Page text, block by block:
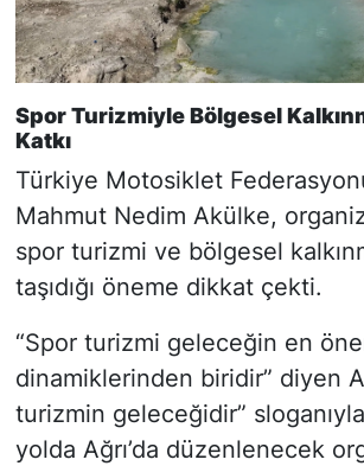
Spor Turizmiyle Bölgesel
Katkı
Türkiye Motosiklet
Mahmut Nedim Akülke,
spor turizmi ve bölgesel
taşıdığı öneme dikkat çekti.
“Spor turizmi geleceğin en
dinamiklerinden biridir” diyen
turizmin geleceğidir” sloganıyla
yolda Ağrı’da düzenlenecek